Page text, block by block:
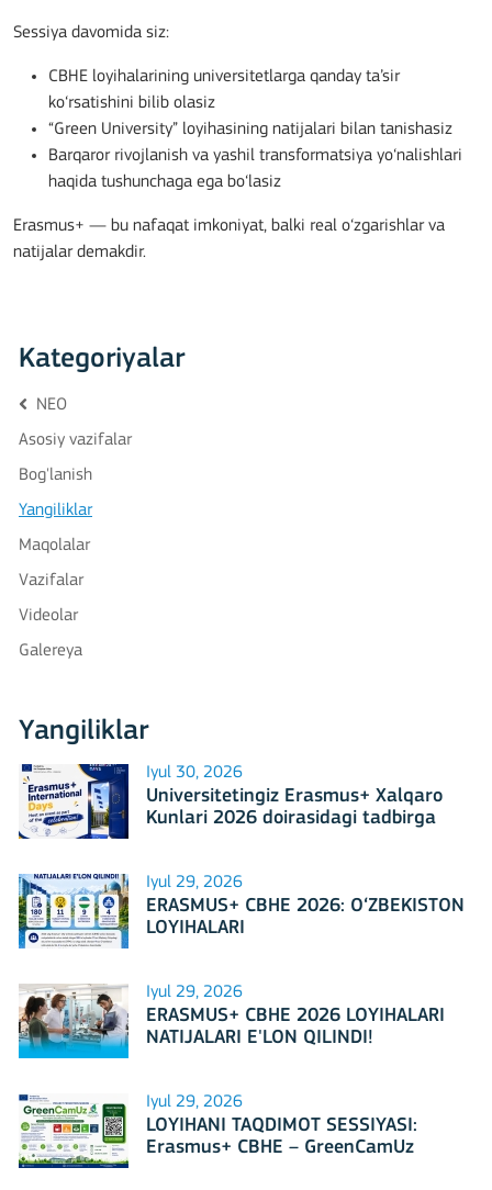
Sessiya davomida siz:
CBHE loyihalarining universitetlarga qanday ta’sir
ko‘rsatishini bilib olasiz
“Green University” loyihasining natijalari bilan tanishasiz
Barqaror rivojlanish va yashil transformatsiya yo‘nalishlari
haqida tushunchaga ega bo‘lasiz
Erasmus+ — bu nafaqat imkoniyat, balki real o‘zgarishlar va
natijalar demakdir.
Kategoriyalar
NEO
Asosiy vazifalar
Bog'lanish
Yangiliklar
Maqolalar
Vazifalar
Videolar
Galereya
Yangiliklar
Iyul 30, 2026
Universitetingiz Erasmus+ Xalqaro
Kunlari 2026 doirasidagi tadbirga
Iyul 29, 2026
ERASMUS+ CBHE 2026: O‘ZBEKISTON
LOYIHALARI
Iyul 29, 2026
ERASMUS+ CBHE 2026 LOYIHALARI
NATIJALARI E'LON QILINDI!
Iyul 29, 2026
LOYIHANI TAQDIMOT SESSIYASI:
Erasmus+ CBHE – GreenCamUz